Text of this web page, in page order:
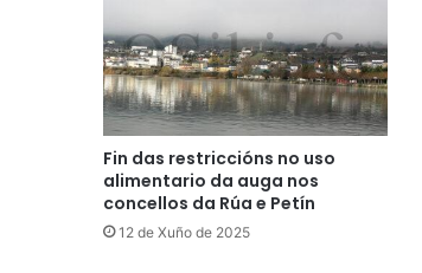
Fin das restriccións no uso
alimentario da auga nos
concellos da Rúa e Petín
12 de Xuño de 2025